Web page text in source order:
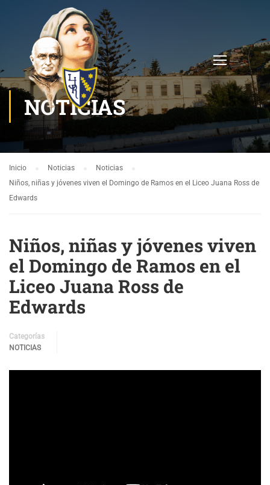
NOTICIAS
Inicio Noticias
Noticias
Niños, niñas y jóvenes viven el Domingo de Ramos en el Liceo Juana Ross de
Edwards
Niños, niñas y jóvenes viven
el Domingo de Ramos en el
Liceo Juana Ross de
Edwards
Categorías
NOTICIAS